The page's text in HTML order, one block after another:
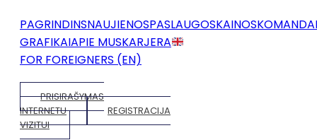
PAGRINDINSNAUJIENOSPASLAUGOSKAINOSKOMANDA
GRAFIKAIAPIE MUSKARJERA
FOR FOREIGNERS (EN)
PRISIRAŠYMAS
INTERNETU
REGISTRACIJA
VIZITUI